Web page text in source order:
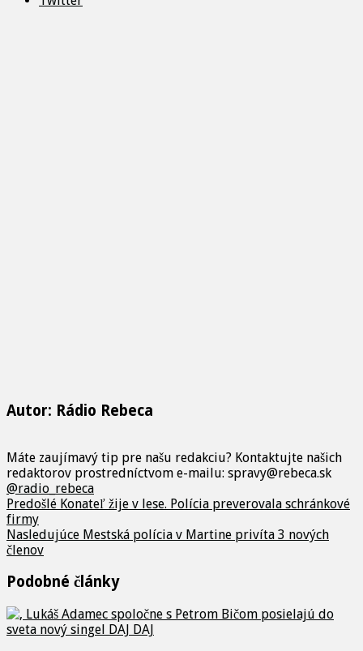
Autor: Rádio Rebeca
Máte zaujímavý tip pre našu redakciu? Kontaktujte našich
redaktorov prostredníctvom e-mailu: spravy@rebeca.sk
@radio_rebeca
Predošlé Konateľ žije v lese. Polícia preverovala schránkové
firmy
Nasledujúce Mestská polícia v Martine privíta 3 nových
členov
Podobné články